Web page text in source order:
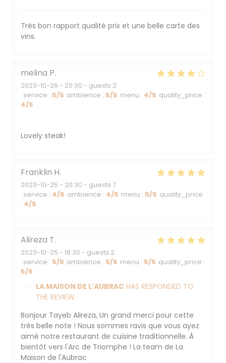
Très bon rapport qualité prix et une belle carte des
vins.
melina P
2023-10-26 - 20:30 - guests 2
service : 5/5 ambience : 5/5 menu : 4/5 quality_price :
4/5
Lovely steak!
Franklin H
2023-10-25 - 20:30 - guests 7
service : 4/5 ambience : 4/5 menu : 5/5 quality_price
: 4/5
Alireza T
2023-10-25 - 18:30 - guests 2
service : 5/5 ambience : 5/5 menu : 5/5 quality_price :
5/5
LA MAISON DE L'AUBRAC HAS RESPONDED TO
THE REVIEW
Bonjour Tayeb Alireza, Un grand merci pour cette
très belle note ! Nous sommes ravis que vous ayez
aimé notre restaurant de cuisine traditionnelle. À
bientôt vers l'Arc de Triomphe ! La team de La
Maison de l'Aubrac